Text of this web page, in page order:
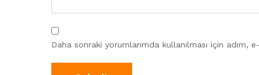
Daha sonraki yorumlarımda kullanılması için